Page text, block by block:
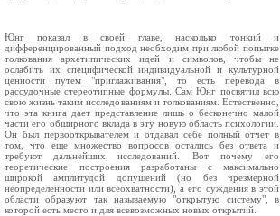
Юнг показал в своей главе, насколько тонкий и
дифференцированный подход необходим при любой попытке
толкования архетипических идей и символов, чтобы не
ослабить их специфической индивидуальной и культурной
ценности путем "приглаживания", то есть перевода в
рассудочные стереотипные формулы. Сам Юнг посвятил всю
свою жизнь таким исследованиям и толкованиям. Естественно,
что эта книга дает представление лишь о бесконечно малой
части его обширного вклада в эту новую область психологии.
Он был первооткрывателем и отдавал себе полный отчет в
том, что еще множество вопросов остались без ответа и
требуют дальнейших исследований. Вот почему его
теоретические построения разработаны с максимально
широкой амплитудой допущений (но без чрезмерной
неопределенности или всеохватности), а его суждения в этой
области образуют так называемую "открытую систему", в
которой есть место и для всевозможных новых открытий.